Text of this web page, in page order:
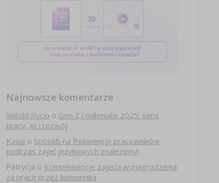
Najnowsze komentarze
Witold Rycio o Gen Z i millenialsi 2025: sens
pracy, AI i rozwój
Kasia o Sposób na frekwencję pracowników
podczas zajęć językowych znaleziony!
Patrycja o Konsekwencje zajęcia wynagrodzenia
za pracę przez komornika